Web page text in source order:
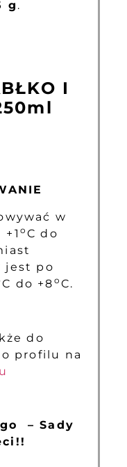
g .
I
w
o C do
jest po
C do +8 o C.
do
profilu na
– Sady